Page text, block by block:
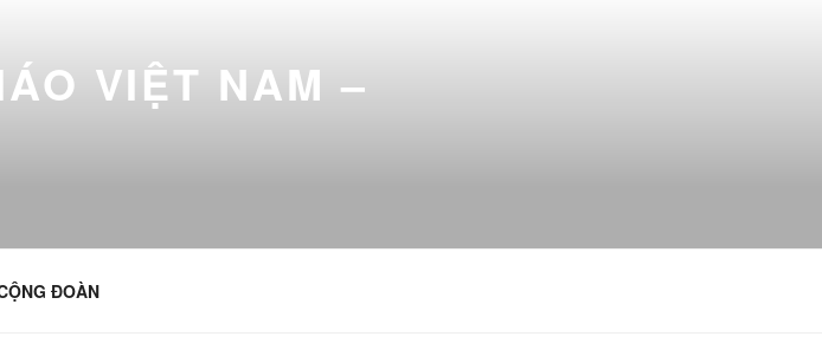
VIỆT NAM –
ĐOÀN